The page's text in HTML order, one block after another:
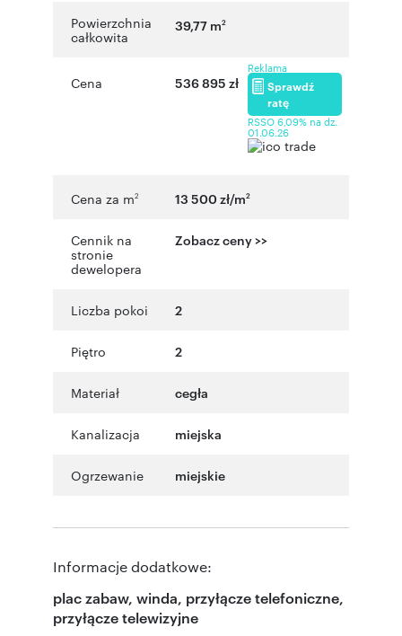
Powierzchnia
całkowita
39,77 m2
Cena 536 895 zł
Reklama
Sprawdź
ratę
RSSO 6,09% na dz.
01.06.26
Cena za m2 13 500 zł/m2
Cennik na
stronie
dewelopera
Zobacz ceny >>
Liczba pokoi 2
Piętro 2
Materiał cegła
Kanalizacja miejska
Ogrzewanie miejskie
Informacje dodatkowe:
plac zabaw, winda, przyłącze telefoniczne,
przyłącze telewizyjne